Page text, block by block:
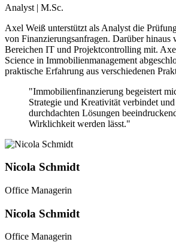
Analyst | M.Sc.
Axel Weiß unterstützt als Analyst die
von Finanzierungsanfragen. Darüber hinaus
Bereichen IT und Projektcontrolling mit.
Science in Immobilienmanagement
praktische Erfahrung aus verschiedenen
"Immobilienfinanzierung begeistert
Strategie und Kreativität verbindet
durchdachten Lösungen
Wirklichkeit werden lässt."
Nicola Schmidt
Office Managerin
Nicola Schmidt
Office Managerin